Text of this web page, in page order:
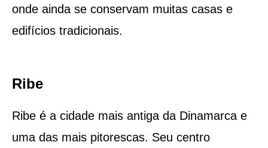
onde ainda se conservam muitas casas e
edifícios tradicionais.
Ribe
Ribe é a cidade mais antiga da Dinamarca e
uma das mais pitorescas. Seu centro